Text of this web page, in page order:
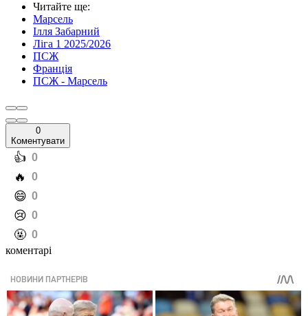
Читайте ще:
Марсель
Ілля Забарний
Ліга 1 2025/2026
ПСЖ
Франція
ПСЖ - Марсель
0
Коментувати
️👍 0
️🔥 0
️😄 0
️😢 0
️🤬 0
коментарі